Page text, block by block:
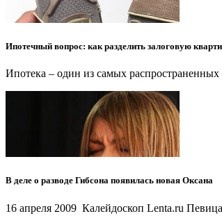
Ипотечный вопрос: как разделить залоговую
Ипотека – один из самых
В деле о разводе Гибсона появилась новая Оксана
16 апреля 2009 Калейдоскоп Lenta.ru